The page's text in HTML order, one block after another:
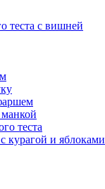
теста с вишней
теста
курагой и яблоками